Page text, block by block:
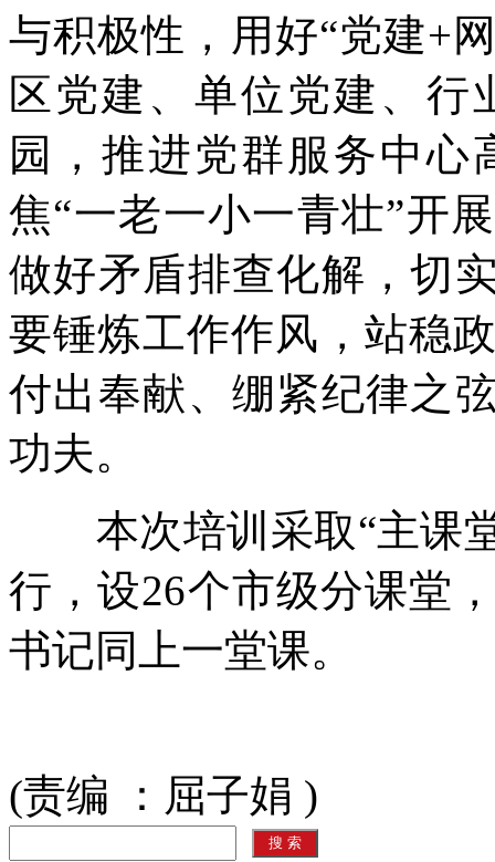
与积极性，用好“党建+
区党建、单位党建、行
园，推进党群服务中
焦“一老一小一青壮”开
做好矛盾排查化解，切
要锤炼工作作风，站稳
付出奉献、绷紧纪律之
功夫。
本次培训采取“主课堂
行，设26个市级分课堂
书记同上一堂课。
(责编 ：屈子娟 )